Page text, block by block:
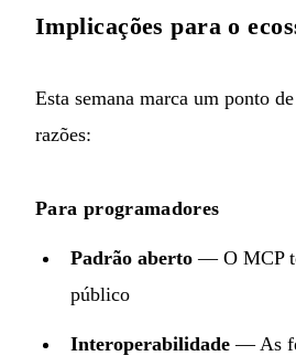
Implicações para o
Esta semana marca um ponto
razões:
Para programadores
Padrão aberto — O MCP
público
Interoperabilidade — As